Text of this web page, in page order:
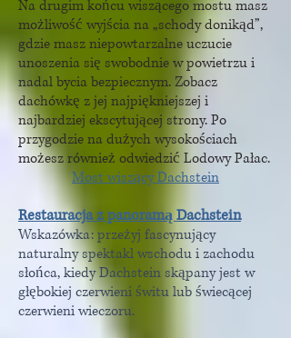
Na drugim końcu wiszącego mostu masz
możliwość wyjścia na „schody donikąd”,
gdzie masz niepowtarzalne uczucie
unoszenia się swobodnie w powietrzu i
nadal bycia bezpiecznym. Zobacz
dachówkę z jej najpiękniejszej i
najbardziej ekscytującej strony. Po
przygodzie na dużych wysokościach
możesz również odwiedzić Lodowy Pałac.
Most wiszący Dachstein
Restauracja z panoramą Dachstein
Wskazówka: przeżyj fascynujący
naturalny spektakl wschodu i zachodu
słońca, kiedy Dachstein skąpany jest w
głębokiej czerwieni świtu lub świecącej
czerwieni wieczoru.